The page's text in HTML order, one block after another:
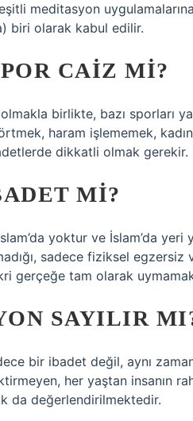
meditasyon
biri olarak kabul edilir.
CAIZ MI?
birlikte, bazı sporları
haram işlememek,
dikkatli olmak gerekir.
MI?
yoktur ve İslam’da yeri
sadece fiziksel
gerçeğe tam olarak
SAYILIR
bir ibadet değil, aynı
her yaştan insanın
da değerlendirilmektedir.